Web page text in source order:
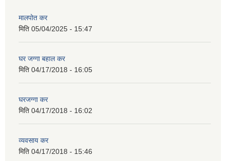
मालपोत कर
मिति 05/04/2025 - 15:47
घर जग्गा बहाल कर
मिति 04/17/2018 - 16:05
घरजग्गा कर
मिति 04/17/2018 - 16:02
व्यवसाय कर
मिति 04/17/2018 - 15:46